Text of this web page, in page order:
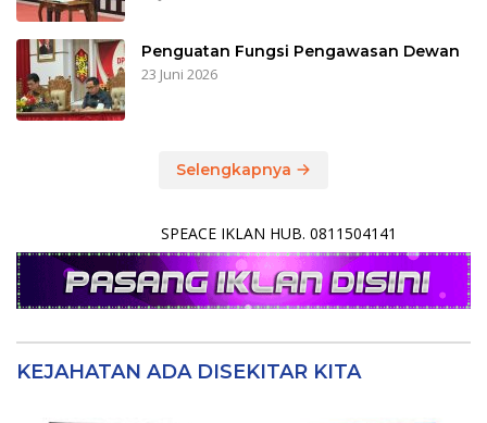
Penguatan Fungsi Pengawasan Dewan
23 Juni 2026
Selengkapnya
SPEACE IKLAN HUB. 0811504141
KEJAHATAN ADA DISEKITAR KITA